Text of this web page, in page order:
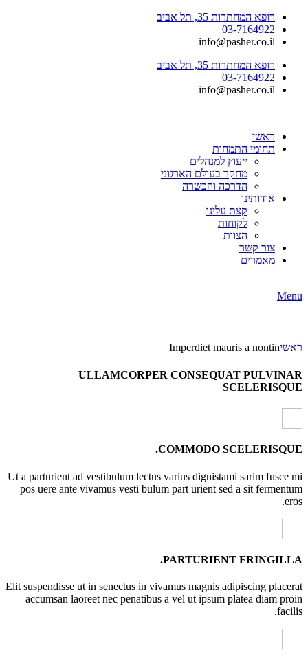
רופא המחתרות 35, תל אביב
03-7164922
info@pasher.co.il
רופא המחתרות 35, תל אביב
03-7164922
info@pasher.co.il
ראשי
תחומי התמחות
ייעוץ למנהלים
מחקר בעולם הארגוני
הדרכה והכשרה
אודותינו
קצת עלינו
לקוחות
הצוות
צור קשר
מאמרים
Menu
ראשיImperdiet mauris a nontin
ULLAMCORPER CONSEQUAT PULVINAR
SCELERISQUE
COMMODO SCELERISQUE.
Ut a parturient ad vestibulum lectus varius dignistami sarim fusce mi
pos uere ante vivamus vesti bulum part urient sed a sit fermentum
eros.
PARTURIENT FRINGILLA.
Elit suspendisse ut in senectus in vivamus magnis adipiscing placerat
accumsan laoreet nec penatibus a vel ut ipsum platea diam proin
facilis.